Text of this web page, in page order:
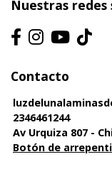
Nuestras redes
Contacto
2346461244
Av Urquiza 807 -
Botón de